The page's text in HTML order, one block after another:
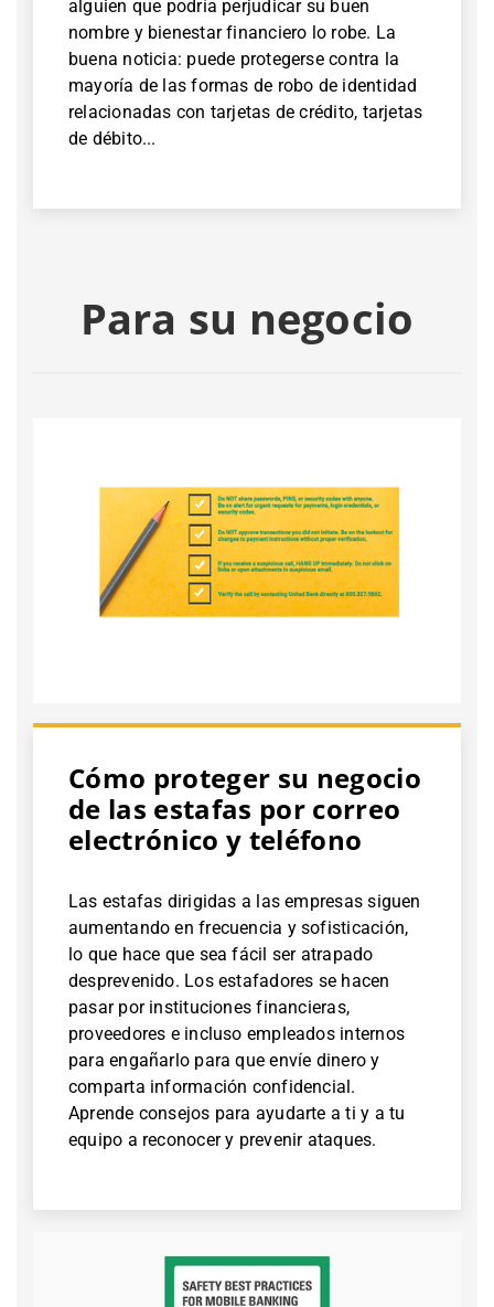
alguien que podría perjudicar su buen
nombre y bienestar financiero lo robe. La
buena noticia: puede protegerse contra la
mayoría de las formas de robo de identidad
relacionadas con tarjetas de crédito, tarjetas
de débito...
Para su negocio
Cómo proteger su negocio
de las estafas por correo
electrónico y teléfono
Las estafas dirigidas a las empresas siguen
aumentando en frecuencia y sofisticación,
lo que hace que sea fácil ser atrapado
desprevenido. Los estafadores se hacen
pasar por instituciones financieras,
proveedores e incluso empleados internos
para engañarlo para que envíe dinero y
comparta información confidencial.
Aprende consejos para ayudarte a ti y a tu
equipo a reconocer y prevenir ataques.